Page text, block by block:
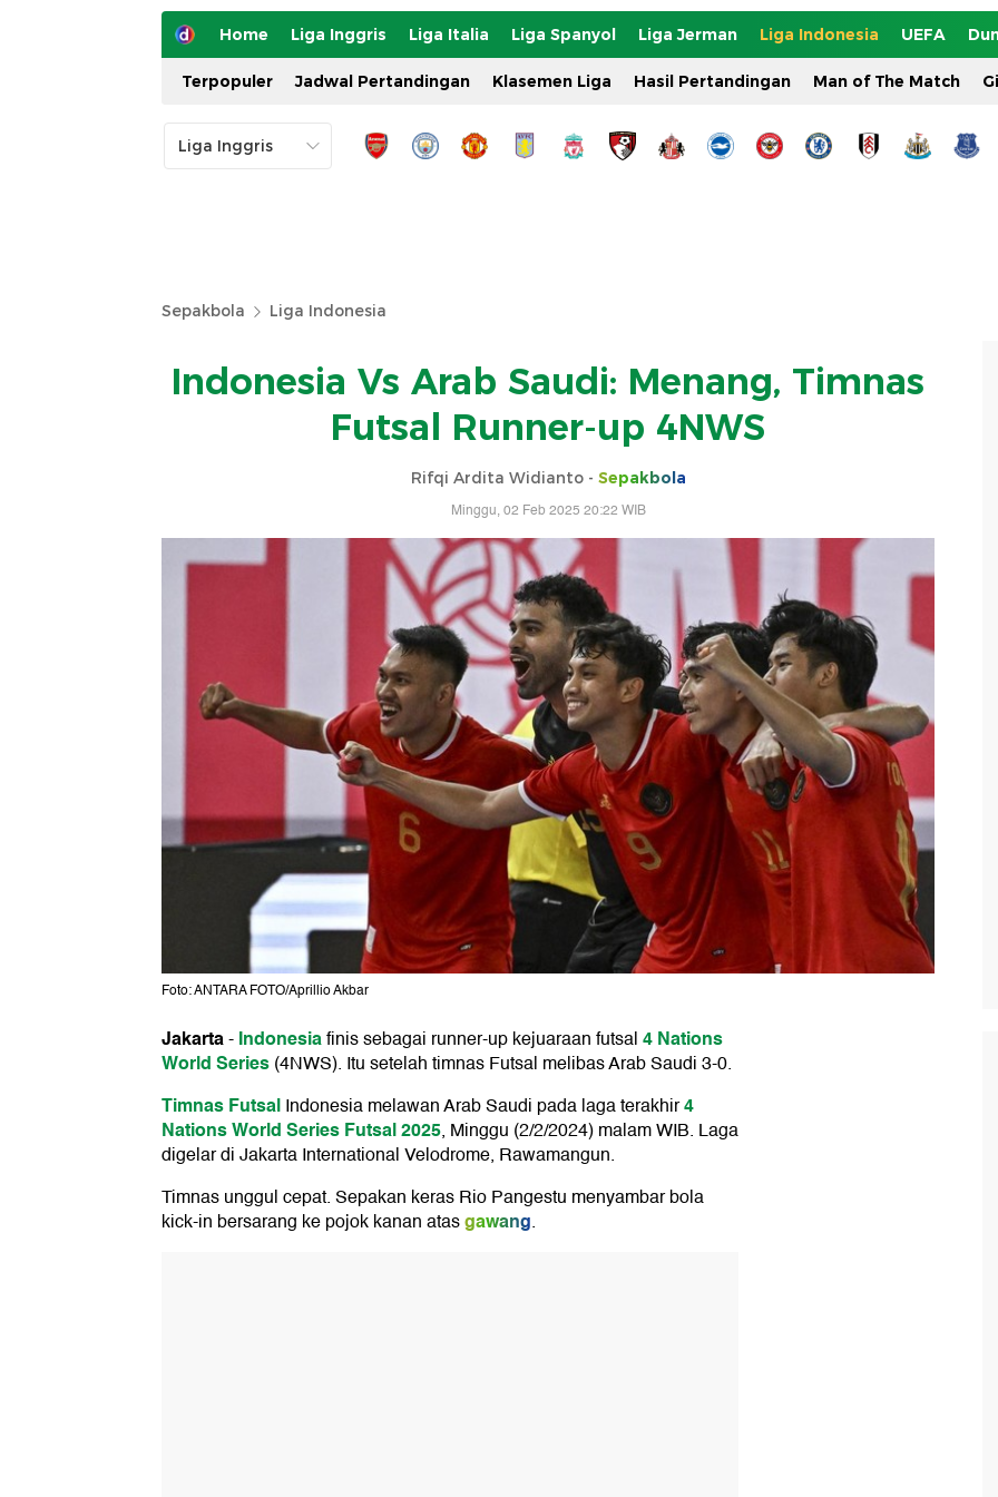
Home Liga Inggris Liga Italia Liga Spanyol Liga Jerman Liga Indonesia UEFA
Terpopuler Jadwal Pertandingan Klasemen Liga Hasil Pertandingan Man of The Match
Sepakbola Liga Indonesia
Indonesia Vs Arab Saudi: Menang, Timnas
Futsal Runner-up 4NWS
Rifqi Ardita Widianto - Sepakbola
Minggu, 02 Feb 2025 20:22 WIB
Foto: ANTARA FOTO/Aprillio Akbar
Jakarta-Indonesiafinis sebagai runner-up kejuaraan futsal4 Nations
World Series(4NWS). Itu setelah timnas Futsal melibas Arab Saudi 3-0.
Timnas FutsalIndonesia melawan Arab Saudi pada laga terakhir4
Nations World Series Futsal 2025, Minggu (2/2/2024) malam WIB. Laga
digelar di Jakarta International Velodrome, Rawamangun.
Timnas unggul cepat. Sepakan keras Rio Pangestu menyambar bola
kick-in bersarang ke pojok kanan atasgawang.